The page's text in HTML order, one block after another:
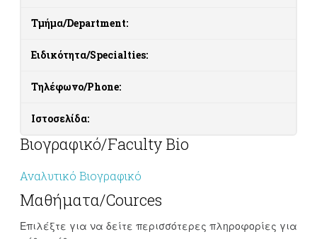
Τμήμα/Department:
Ειδικότητα/Specialties:
Τηλέφωνο/Phone:
Ιστοσελίδα:
Βιογραφικό/Faculty Bio
Αναλυτικό Βιογραφικό
Μαθήματα/Cources
Επιλέξτε για να δείτε περισσότερες πληροφορίες για